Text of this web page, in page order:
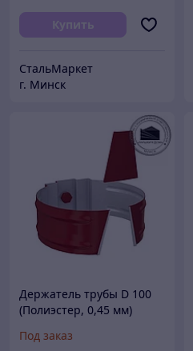
Купить
СтальМаркет
г. Минск
Держатель трубы D 100
(Полиэстер, 0,45 мм)
Под заказ